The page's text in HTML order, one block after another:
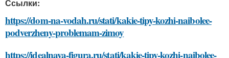
Ссылки:
https://dom-na-vodah.ru/stati/kakie-tipy-kozhi-naibolee-
podverzheny-problemam-zimoy
https://idealnaya-figura.ru/stati/kakie-tipy-kozhi-naibolee-